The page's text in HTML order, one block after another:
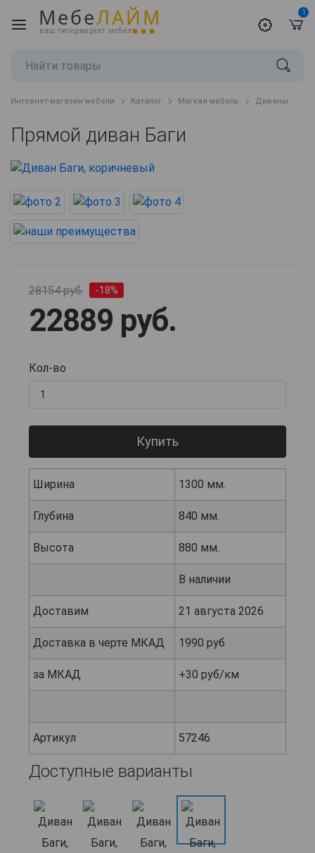
МебеЛАЙМ
ваш гипермаркет мебели
1
Интернет-магазин мебели Каталог Мягкая мебель Диваны
Прямой диван Баги
28154 руб. -18%
22889 руб.
Кол-во
Купить
Ширина 1300 мм.
Глубина 840 мм.
Высота 880 мм.
В наличии
Доставим 21 августа 2026
Доставка в черте МКАД 1990 руб
за МКАД +30 руб/км
Артикул 57246
Доступные варианты